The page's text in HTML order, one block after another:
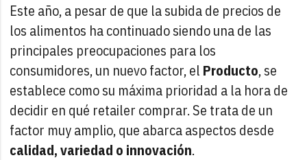
Este año, a pesar de que la subida de precios de
los alimentos ha continuado siendo una de las
principales preocupaciones para los
consumidores, un nuevo factor, el Producto, se
establece como su máxima prioridad a la hora de
decidir en qué retailer comprar. Se trata de un
factor muy amplio, que abarca aspectos desde
calidad, variedad o innovación.